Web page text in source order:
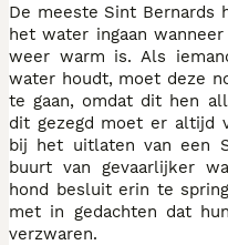
De meeste Sint Bernards
het water ingaan
weer warm is. Als
water houdt, moet deze
te gaan, omdat dit hen
dit gezegd moet er altijd
bij het uitlaten van een
buurt van gevaarlijker
hond besluit erin te
met in gedachten dat
verzwaren.